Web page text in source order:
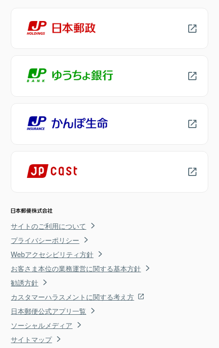
サイトのご利用について
プライバシーポリシー
Webアクセシビリティ方針
お客さま本位の業務運営に関する基本方針
勧誘方針
カスタマーハラスメントに関する考え方
日本郵便公式アプリ一覧
ソーシャルメディア
サイトマップ